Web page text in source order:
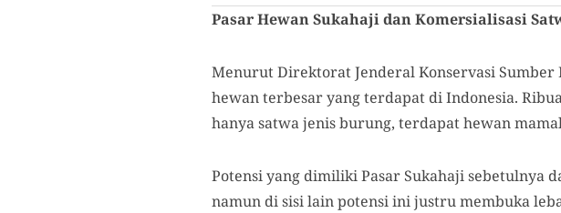
Pasar Hewan Sukahaji dan Komersialisasi
Menurut Direktorat Jenderal Konservasi Sumber
hewan terbesar yang terdapat di Indonesia.
hanya satwa jenis burung, terdapat hewan
Potensi yang dimiliki Pasar Sukahaji sebetulnya
namun di sisi lain potensi ini justru membuka